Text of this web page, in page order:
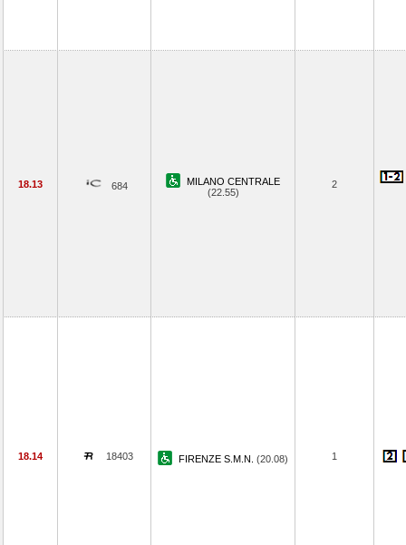
18.13 684
MILANO CENTRALE
(22.55)
2
18.14 18403 FIRENZE S.M.N. (20.08) 1